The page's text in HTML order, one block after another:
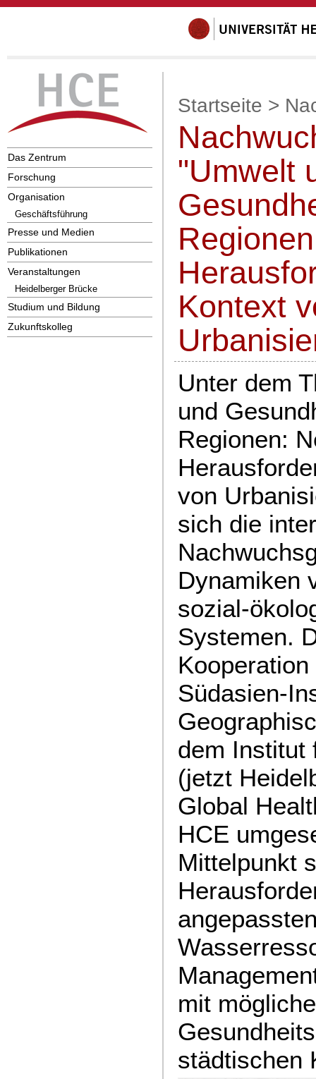
Das Zentrum
Forschung
Organisation
Geschäftsführung
Presse und Medien
Publikationen
Veranstaltungen
Heidelberger Brücke
Studium und Bildung
Zukunftskolleg
Startseite >
"Umwelt
Kontext
Unter dem
und
Regionen:
von
sich die
Dynamiken
sozial-
Systemen.
Südasien-
dem Institut
(jetzt
Global
HCE
Mittelpunkt
mit
städtischen